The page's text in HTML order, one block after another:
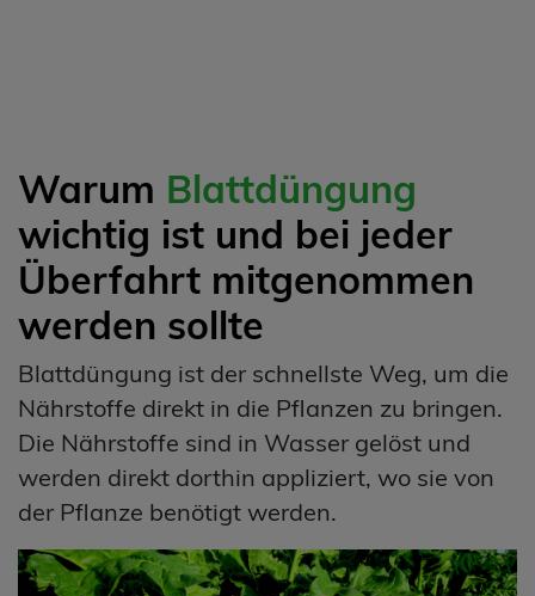
Warum Blattdüngung
wichtig ist und bei jeder
Überfahrt mitgenommen
werden sollte
Blattdüngung ist der schnellste Weg, um die
Nährstoffe direkt in die Pflanzen zu bringen.
Die Nährstoffe sind in Wasser gelöst und
werden direkt dorthin appliziert, wo sie von
der Pflanze benötigt werden.